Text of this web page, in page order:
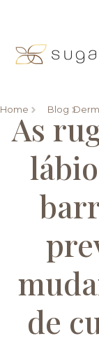
Home Blog
As
de